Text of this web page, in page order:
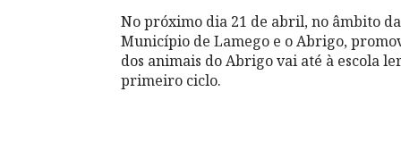
No próximo dia 21 de abril, no âmbito
Município de Lamego e o Abrigo,
dos animais do Abrigo vai até à escola
primeiro ciclo.